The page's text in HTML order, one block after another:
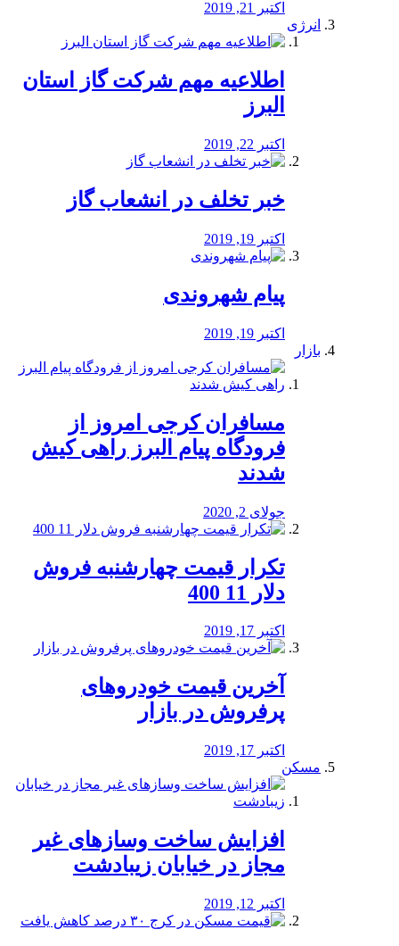
اکتبر 21, 2019
انرژی
️اطلاعیه مهم شرکت گاز استان
البرز
اکتبر 22, 2019
خبر تخلف در انشعاب گاز
اکتبر 19, 2019
پیام شهروندی
اکتبر 19, 2019
بازار
مسافران کرجی امروز از
فرودگاه پیام البرز راهی کیش
شدند
جولای 2, 2020
تکرار قیمت چهارشنبه فروش
دلار 11 400
اکتبر 17, 2019
آخرین قیمت خودرو‌های
پرفروش در بازار
اکتبر 17, 2019
مسکن
افزایش ساخت وسازهای غیر
مجاز در خیابان زیبادشت
اکتبر 12, 2019